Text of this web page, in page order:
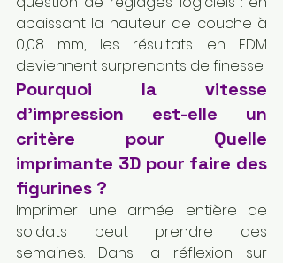
abaissant la hauteur de couche à
0,08 mm, les résultats en FDM
deviennent surprenants de finesse.
Pourquoi la vitesse
d'impression est-elle un
critère pour Quelle
imprimante 3D pour faire des
figurines ?
Imprimer une armée entière de
soldats peut prendre des